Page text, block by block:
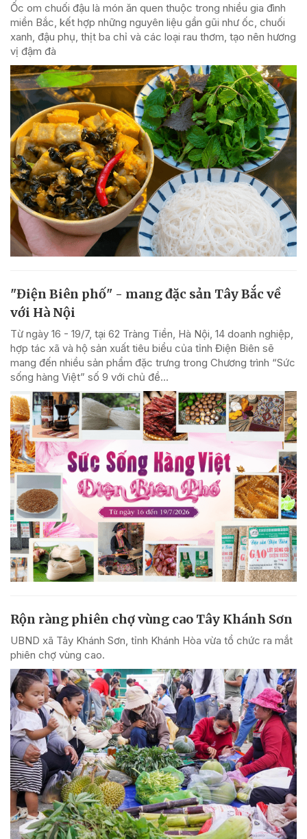
Ốc om chuối đậu là món ăn quen thuộc trong nhiều gia đình
miền Bắc, kết hợp những nguyên liệu gần gũi như ốc, chuối
xanh, đậu phụ, thịt ba chỉ và các loại rau thơm, tạo nên hương
vị đậm đà
"Điện Biên phố" - mang đặc sản Tây Bắc về
với Hà Nội
Từ ngày 16 - 19/7, tại 62 Tràng Tiền, Hà Nội, 14 doanh nghiệp,
hợp tác xã và hộ sản xuất tiêu biểu của tỉnh Điện Biên sẽ
mang đến nhiều sản phẩm đặc trưng trong Chương trình “Sức
sống hàng Việt” số 9 với chủ đề...
Rộn ràng phiên chợ vùng cao Tây Khánh Sơn
UBND xã Tây Khánh Sơn, tỉnh Khánh Hòa vừa tổ chức ra mắt
phiên chợ vùng cao.